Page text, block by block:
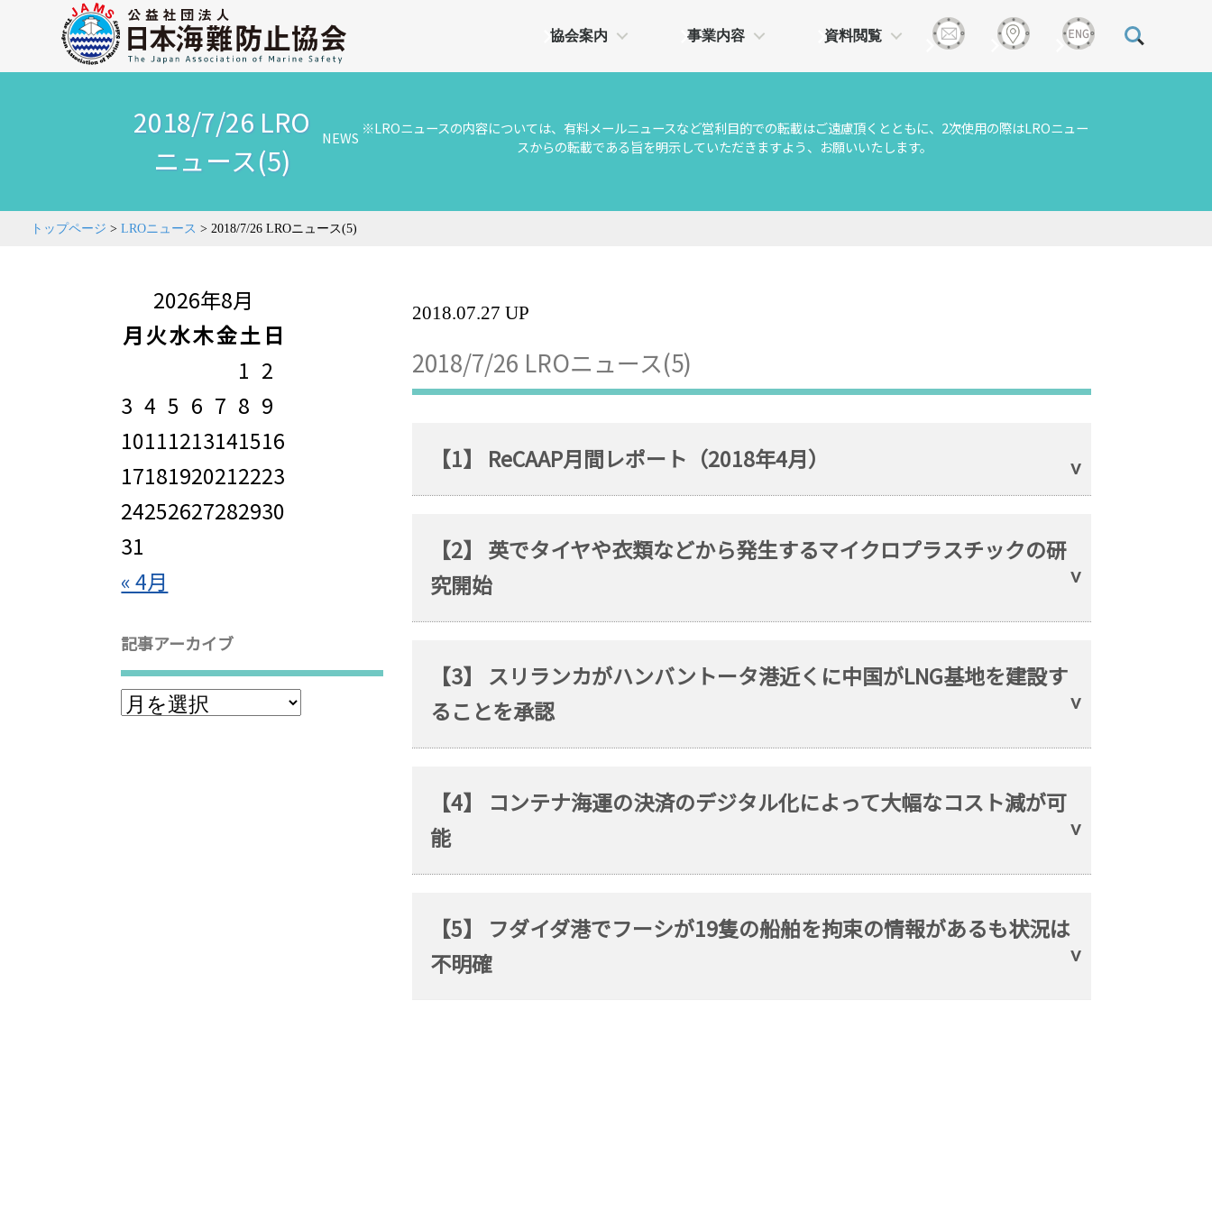
協会案内 事業内容 資料閲覧
2018/7/26 LRO
ニュース(5)
NEWS ※LROニュースの内容については、有料メールニュースなど営利目的での転載はご遠慮頂くとともに、2次使用の際はLROニュー
スからの転載である旨を明示していただきますよう、お願いいたします。
トップページ > LROニュース > 2018/7/26 LROニュース(5)
2026年8月
月火水木金土 日
1 2
3 4 5 6 7 8 9
10111213141516
17181920212223
24252627282930
31
« 4月
記事アーカイブ
2018.07.27 UP
2018/7/26 LROニュース(5)
【1】 ReCAAP月間レポート（2018年4月）
【2】 英でタイヤや衣類などから発生するマイクロプラスチックの研
究開始
【3】 スリランカがハンバントータ港近くに中国がLNG基地を建設す
ることを承認
【4】 コンテナ海運の決済のデジタル化によって大幅なコスト減が可
能
【5】 フダイダ港でフーシが19隻の船舶を拘束の情報があるも状況は
不明確